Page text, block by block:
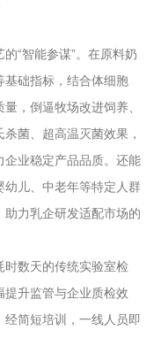
“智能参谋”。在原料奶
基础指标，结合体细胞
，倒逼牧场改进饲养、
菌、超高温灭菌效果，
企业稳定产品品质。还能
幼儿、中老年等特定人群
力乳企研发适配市场的
数天的传统实验室检
升监管与企业质检效
简短培训，一线人员即